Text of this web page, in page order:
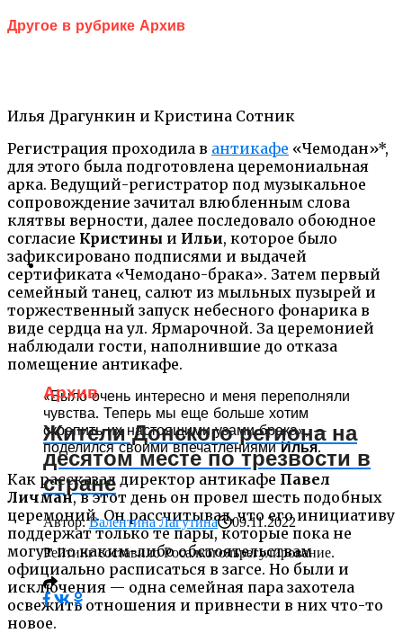
Илья Драгункин и Кристина Сотник
Регистрация проходила в антикафе «Чемодан»*,
для этого была подготовлена церемониальная
арка. Ведущий-регистратор под музыкальное
сопровождение зачитал влюбленным слова
клятвы верности, далее последовало обоюдное
согласие Кристины и Ильи, которое было
зафиксировано подписями и выдачей
сертификата «Чемодано-брака». Затем первый
семейный танец, салют из мыльных пузырей и
торжественный запуск небесного фонарика в
виде сердца на ул. Ярмарочной. За церемонией
наблюдали гости, наполнившие до отказа
помещение антикафе.
«Было очень интересно и меня переполняли
чувства. Теперь мы еще больше хотим
скрепить их настоящими узами брака», —
поделился своими впечатлениямиИлья.
Как рассказал директор антикафе Павел
Личман, в этот день он провел шесть подобных
церемоний. Он рассчитывал, что его инициативу
поддержат только те пары, которые пока не
могут по каким-либо обстоятельствам
официально расписаться в загсе. Но были и
исключения — одна семейная пара захотела
освежить отношения и привнести в них что-то
новое.
Другое в рубрике Архив
Архив
Жители Донского региона на
десятом месте по трезвости в
стране
Автор:Валентина Лагутина
09.11.2022
Рейтинг составило Росалкогольрегулирование.